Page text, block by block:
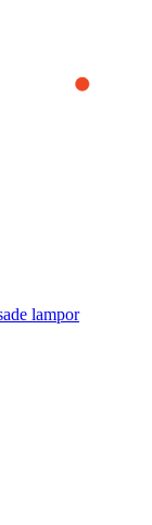
best experience
you accept
is used and
to find out how
lampor